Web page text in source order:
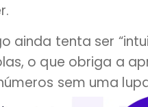
ainda tenta ser
o que obriga a
sem uma